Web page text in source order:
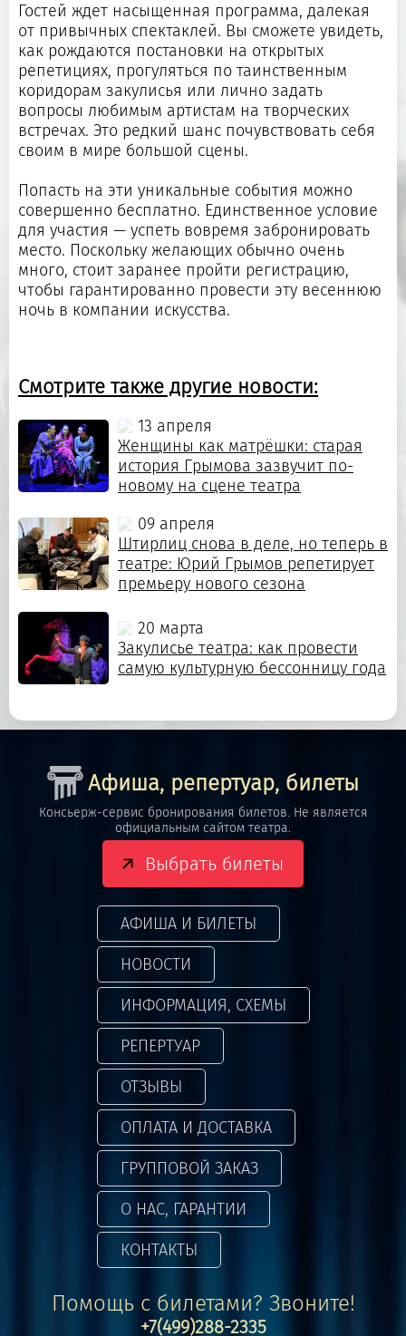
Гостей ждет насыщенная программа, далекая
от привычных спектаклей. Вы сможете увидеть,
как рождаются постановки на открытых
репетициях, прогуляться по таинственным
коридорам закулисья или лично задать
вопросы любимым артистам на творческих
встречах. Это редкий шанс почувствовать себя
своим в мире большой сцены.
Попасть на эти уникальные события можно
совершенно бесплатно. Единственное условие
для участия — успеть вовремя забронировать
место. Поскольку желающих обычно очень
много, стоит заранее пройти регистрацию,
чтобы гарантированно провести эту весеннюю
ночь в компании искусства.
Смотрите также другие новости:
13 апреля
Женщины как матрёшки: старая
история Грымова зазвучит по-
новому на сцене театра
09 апреля
Штирлиц снова в деле, но теперь в
театре: Юрий Грымов репетирует
премьеру нового сезона
20 марта
Закулисье театра: как провести
самую культурную бессонницу года
Афиша, репертуар, билеты
Консьерж-сервис бронирования билетов. Не является
официальным сайтом театра.
Выбрать билеты
АФИША И БИЛЕТЫ
НОВОСТИ
ИНФОРМАЦИЯ, СХЕМЫ
РЕПЕРТУАР
ОТЗЫВЫ
ОПЛАТА И ДОСТАВКА
ГРУППОВОЙ ЗАКАЗ
О НАС, ГАРАНТИИ
КОНТАКТЫ
Помощь с билетами? Звоните!
+7(499)288-2335